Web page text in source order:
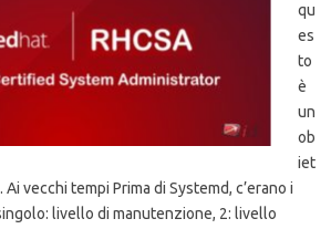
qu
es
to
è
un
ob
iet
Ai vecchi tempi Prima di Systemd, c’erano i
livello di manutenzione, 2: livello